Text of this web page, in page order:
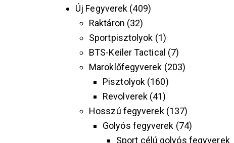
Új Fegyverek 409
Raktáron 32
Sportpisztolyok 1
BTS-Keiler Tactical
7
Maroklőfegyverek 203
Pisztolyok 160
Revolverek 41
Hosszú fegyverek 137
Golyós fegyverek 74
Sport célú golyós fegyverek